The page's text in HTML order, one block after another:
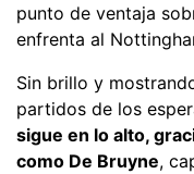
punto de ventaja
enfrenta al
Sin brillo y
partidos de los
sigue en lo alto,
como De Bruyne,